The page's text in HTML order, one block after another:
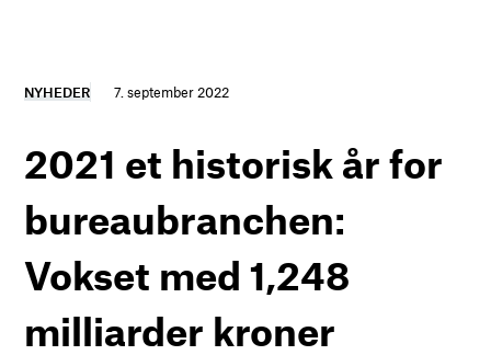
NYHEDER 7. september 2022
2021 et historisk år for
bureaubranchen:
Vokset med 1,248
milliarder kroner